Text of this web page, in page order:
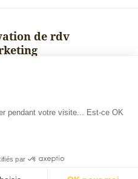
de rdv
optimiser son
digital à
protégé. Reproduction
cookies et données
pendant votre visite... Est-ce OK
par